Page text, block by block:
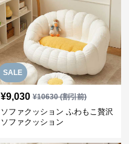
SALE
¥9,030 ¥10630(割引前)
ソファクッション ふわもこ贅沢
ソファクッション